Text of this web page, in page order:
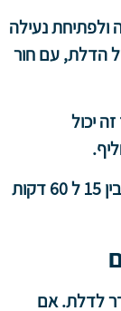
ולפתיחת נעילה
הדלת, עם חור
יכול
הזמן האופייני להחלפת צילינדר לדלת הוא בין 15 ל 60 דקות
לדלת. אם